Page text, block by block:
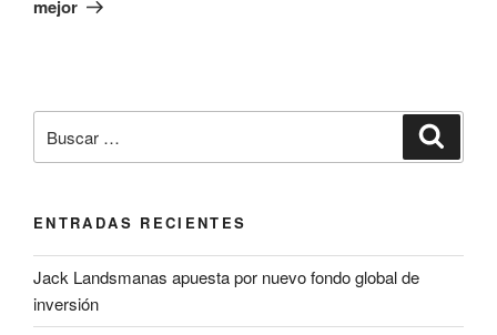
mejor
por:
ENTRADAS RECIENTES
Jack Landsmanas apuesta por nuevo fondo global de
inversión